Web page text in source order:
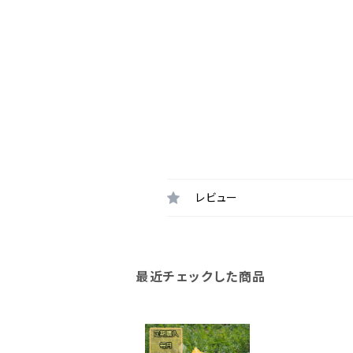
レビュー
最近チェックした商品